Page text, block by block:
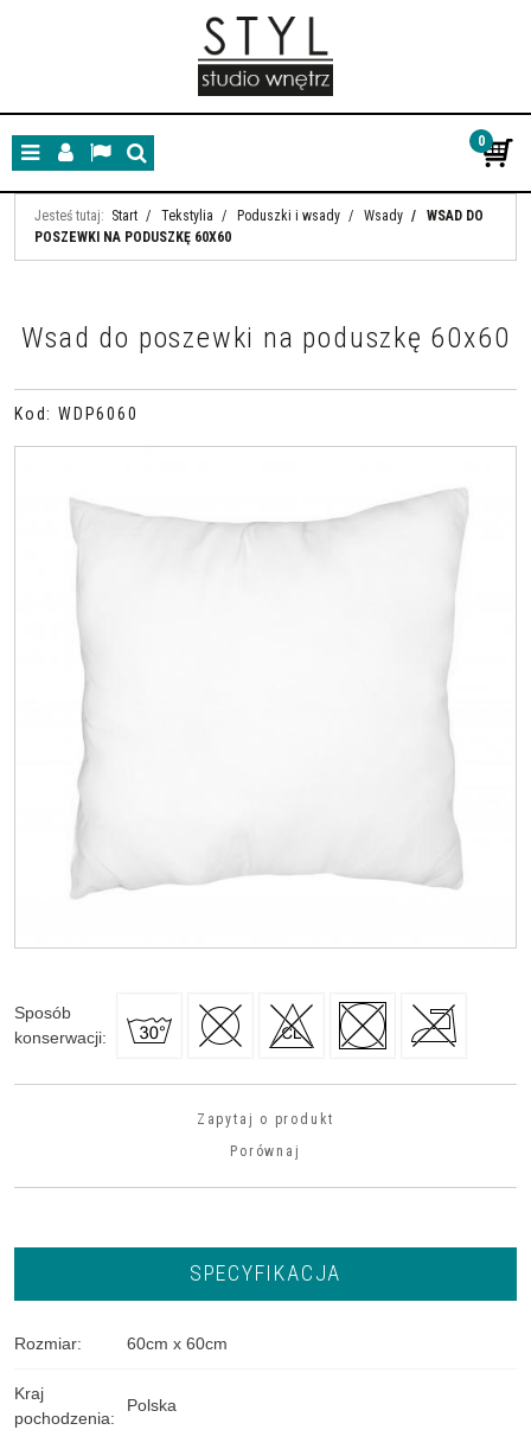
MenuPanelLangSzukaj
0
Jesteś tutaj: Start / Tekstylia / Poduszki i wsady / Wsady /
WSAD DO
POSZEWKI NA PODUSZKĘ 60X60
Wsad do poszewki na poduszkę 60x60
Kod : WDP6060
Sposób
konserwacji:
Zapytaj o produkt
Porównaj
SPECYFIKACJA
Rozmiar: 60cm x 60cm
Kraj
pochodzenia:
Polska